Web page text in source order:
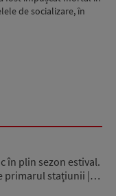
de socializare, în
în plin sezon estival.
primarul stațiunii |…